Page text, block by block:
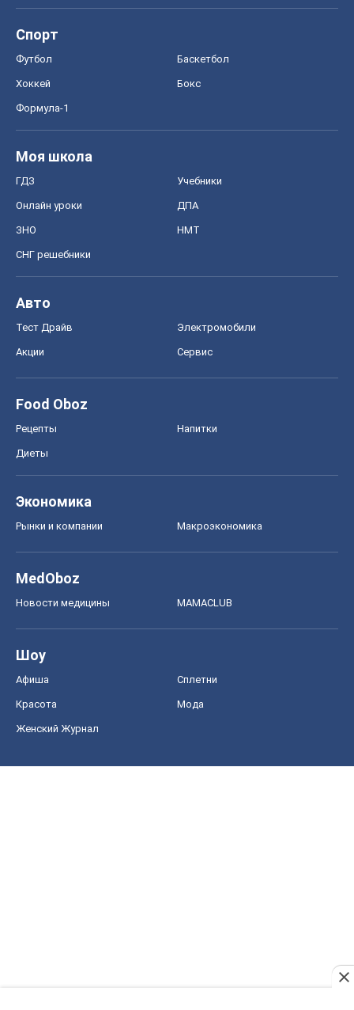
Спорт
Футбол Баскетбол
Хоккей Бокс
Формула-1
Моя школа
ГДЗ Учебники
Онлайн уроки ДПА
ЗНО НМТ
СНГ решебники
Авто
Тест Драйв Электромобили
Акции Сервис
Food Oboz
Рецепты Напитки
Диеты
Экономика
Рынки и компании Mакроэкономика
MedOboz
Новости медицины MAMACLUB
Шоу
Афиша Сплетни
Красота Мода
Женский Журнал